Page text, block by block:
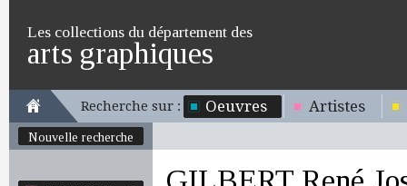
Les collections du département des
arts graphiques
Recherche sur : Oeuvres Artistes
Nouvelle recherche